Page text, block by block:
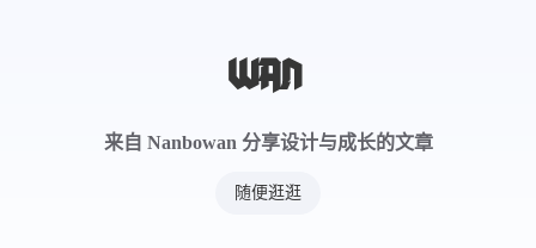
人群宜忌来自 Nanbowan 分享设计与成长的文章
随便逛逛